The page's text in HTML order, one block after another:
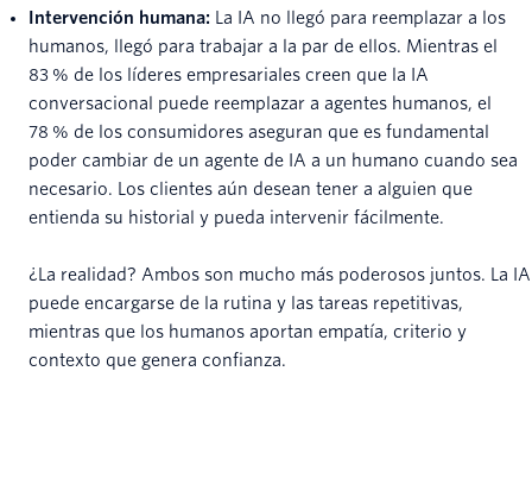
Intervención humana: La IA no llegó para reemplazar a los
humanos, llegó para trabajar a la par de ellos. Mientras el
83 % de los líderes empresariales creen que la IA
conversacional puede reemplazar a agentes humanos, el
78 % de los consumidores aseguran que es fundamental
poder cambiar de un agente de IA a un humano cuando sea
necesario. Los clientes aún desean tener a alguien que
entienda su historial y pueda intervenir fácilmente.
¿La realidad? Ambos son mucho más poderosos juntos. La IA
puede encargarse de la rutina y las tareas repetitivas,
mientras que los humanos aportan empatía, criterio y
contexto que genera confianza.